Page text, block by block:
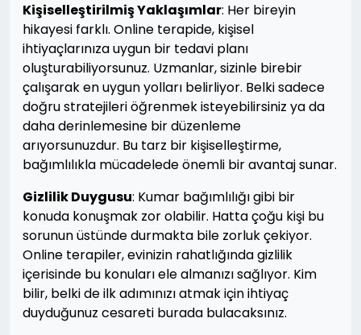
Kişiselleştirilmiş Yaklaşımlar: Her bireyin
hikayesi farklı. Online terapide, kişisel
ihtiyaçlarınıza uygun bir tedavi planı
oluşturabiliyorsunuz. Uzmanlar, sizinle birebir
çalışarak en uygun yolları belirliyor. Belki sadece
doğru stratejileri öğrenmek isteyebilirsiniz ya da
daha derinlemesine bir düzenleme
arıyorsunuzdur. Bu tarz bir kişiselleştirme,
bağımlılıkla mücadelede önemli bir avantaj sunar.
Gizlilik Duygusu: Kumar bağımlılığı gibi bir
konuda konuşmak zor olabilir. Hatta çoğu kişi bu
sorunun üstünde durmakta bile zorluk çekiyor.
Online terapiler, evinizin rahatlığında gizlilik
içerisinde bu konuları ele almanızı sağlıyor. Kim
bilir, belki de ilk adımınızı atmak için ihtiyaç
duyduğunuz cesareti burada bulacaksınız.